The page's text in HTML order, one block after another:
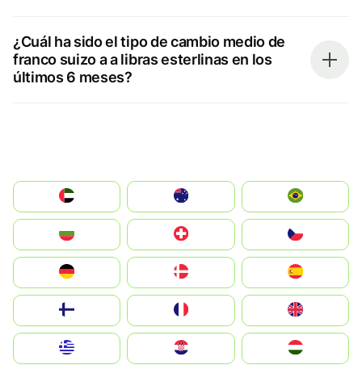
¿Cuál ha sido el tipo de cambio medio de
franco suizo a a libras esterlinas en los
últimos 6 meses?
الإمارات العربية المتحدة
Switzerland
Deutschland
United Kingdom
Magyarország